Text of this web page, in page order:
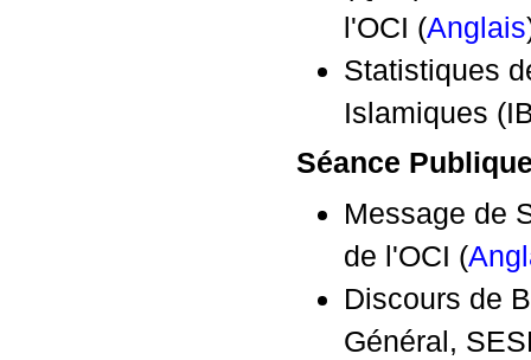
l'OCI (Anglais
Statistiques
Islamiques
Séance
Message de
de l'OCI (
Discours de
Général,